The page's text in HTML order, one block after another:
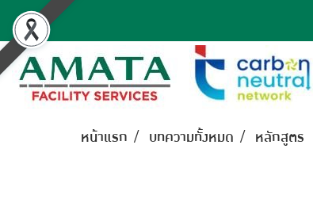
หน้าแรก บทความทั้งหมด หลักสูตร